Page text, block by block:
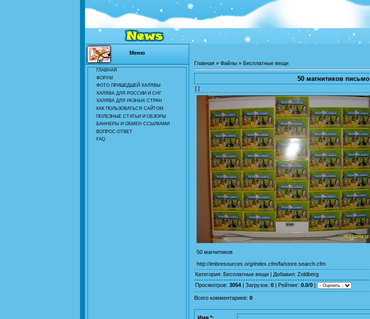
Меню
ГЛАВНАЯ
ФОРУМ
ФОТО ПРИШЕДШЕЙ ХАЛЯВЫ
ХАЛЯВА ДЛЯ РОССИИ И СНГ
ХАЛЯВА ДЛЯ РАЗНЫХ СТРАН
КАК ПОЛЬЗОВАТЬСЯ САЙТОМ
ПОЛЕЗНЫЕ СТАТЬИ И ОБЗОРЫ
БАННЕРЫ И ОБМЕН ССЫЛКАМИ
ВОПРОС-ОТВЕТ
FAQ
Главная » Файлы » Бесплатные вещи
50 магнитиков письмо
[ ]
50 магнитиков
http://imbresources.org/index.cfm/fa/store.search.cfm
Категория: Бесплатные вещи | Добавил: Zoldberg
Просмотров: 3054 | Загрузок: 0 | Рейтинг: 0.0/0 |
Всего комментариев: 0
Имя *: